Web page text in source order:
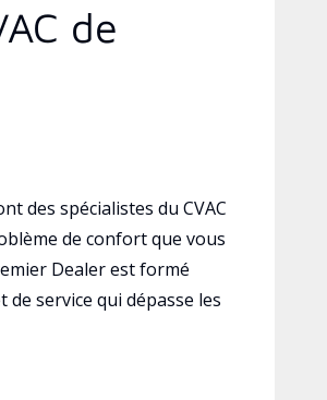
de
des spécialistes du CVAC
de confort que vous
Dealer est formé
service qui dépasse les